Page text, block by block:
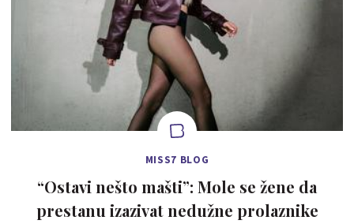
MISS7 BLOG
“Ostavi nešto mašti”: Mole se žene da
prestanu izazivat nedužne prolaznike